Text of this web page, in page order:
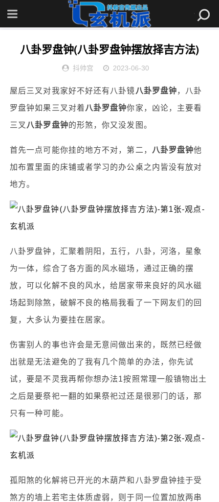
首页 » 八卦罗盘钟(八卦罗盘钟摆放择吉方法)
八卦罗盘钟(八卦罗盘钟摆放择吉方法)
抖帅宫 2023-06-30
屋后三叉对我家好不好还有八卦镜八卦罗盘钟，八卦
罗盘钟如果三叉对着八卦罗盘钟你家，凶论，主要看
三叉 八卦罗盘钟的形煞，你又没发图。
首先一点可能你挂的地方不对，第二， 八卦罗盘钟他
加布置里面的床铺或者学习的办公桌之内皆没有放对
地方。
八卦罗盘钟，汇聚着阴阳，五行，八卦，河洛，星象
为一体，综合了各方面的风水磁场，通过正确的摆
放，可以化解不良的风水，给居家带来良好的风水磁
场起到除煞，破解不良的格局我看了一下网友们的回
复，大多认为要挂在居家。
伤害别人的事也许会是无意间做出来的，既然已经做
出就是无法避免的了我有几个简单的办法，你先试
试，要是不灵我再帮你想办法1按照常理一般镇物出土
之后是要祭祀一翻的如果祭祀过还是很邪门的话，那
只有一种可能。
孤阳煞的化解将已开光的木葫芦和八卦罗盘钟挂于受
煞方的墙上若宅主体质虚弱，则于同一位置加放两串